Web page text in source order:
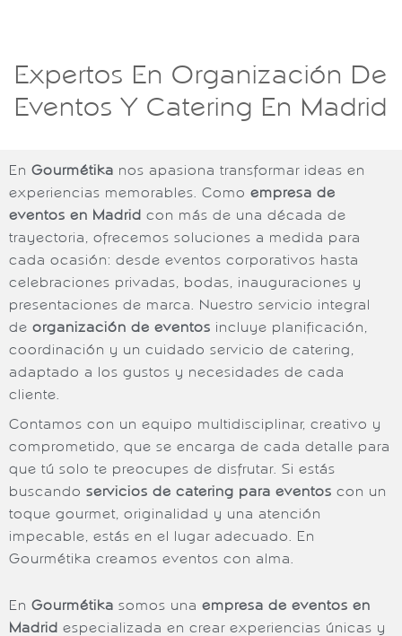
Expertos En Organización De
Eventos Y Catering En Madrid
En Gourmétika nos apasiona transformar ideas en
experiencias memorables. Como empresa de
eventos en Madrid con más de una década de
trayectoria, ofrecemos soluciones a medida para
cada ocasión: desde eventos corporativos hasta
celebraciones privadas, bodas, inauguraciones y
presentaciones de marca. Nuestro servicio integral
de organización de eventos incluye planificación,
coordinación y un cuidado servicio de catering,
adaptado a los gustos y necesidades de cada
cliente.
Contamos con un equipo multidisciplinar, creativo y
comprometido, que se encarga de cada detalle para
que tú solo te preocupes de disfrutar. Si estás
buscando servicios de catering para eventos con un
toque gourmet, originalidad y una atención
impecable, estás en el lugar adecuado. En
Gourmétika creamos eventos con alma.
En Gourmétika somos una empresa de eventos en
Madrid especializada en crear experiencias únicas y